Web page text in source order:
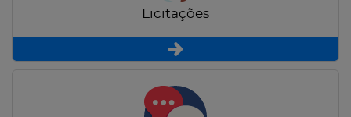
Licitações